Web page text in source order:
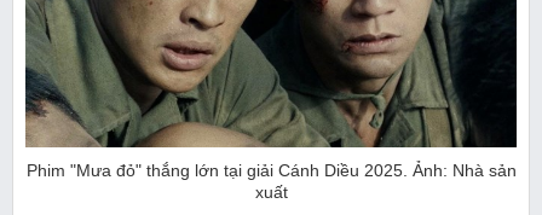
Phim "Mưa đỏ" thắng lớn tại giải Cánh Diều 2025. Ảnh: Nhà sản
xuất